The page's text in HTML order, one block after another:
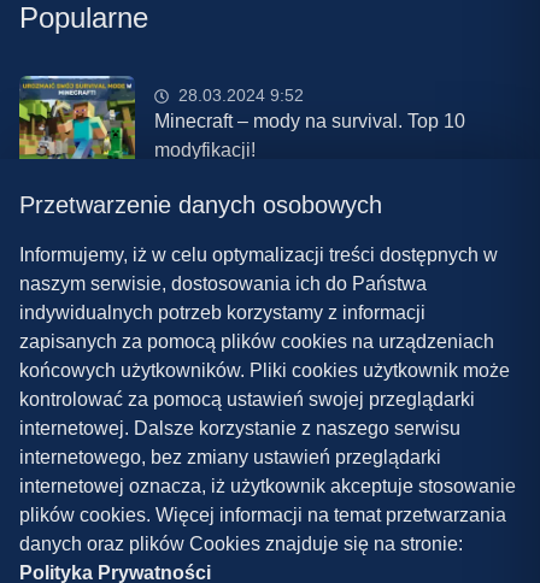
Popularne
28.03.2024 9:52
Minecraft – mody na survival. Top 10
modyfikacji!
08.03.2024 13:28
Najlepsze mody do ETS 2 w 2024 roku –
nowa paczka!
Polityka prywatności
Współpraca
Kontakt
Przetwarzenie danych osobowych
Informujemy, iż w celu optymalizacji treści dostępnych w
naszym serwisie, dostosowania ich do Państwa
indywidualnych potrzeb korzystamy z informacji
zapisanych za pomocą plików cookies na urządzeniach
końcowych użytkowników. Pliki cookies użytkownik może
kontrolować za pomocą ustawień swojej przeglądarki
internetowej. Dalsze korzystanie z naszego serwisu
internetowego, bez zmiany ustawień przeglądarki
internetowej oznacza, iż użytkownik akceptuje stosowanie
plików cookies. Więcej informacji na temat przetwarzania
danych oraz plików Cookies znajduje się na stronie:
Polityka Prywatności